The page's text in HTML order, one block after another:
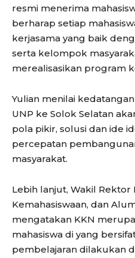
resmi menerima
berharap setiap
kerjasama yang baik
serta kelompok
merealisasikan program
Yulian menilai
UNP ke Solok Selatan
pola pikir, solusi dan ide
percepatan
masyarakat.
Lebih lanjut, Wakil Rektor
Kemahasiswaan, dan
mengatakan KKN
mahasiswa di yang
pembelajaran dilakukan